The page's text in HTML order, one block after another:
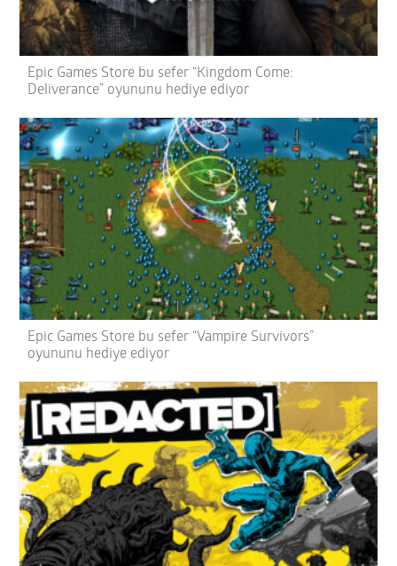
Epic Games Store bu sefer “Kingdom Come:
Deliverance” oyununu hediye ediyor
Epic Games Store bu sefer “Vampire Survivors”
oyununu hediye ediyor